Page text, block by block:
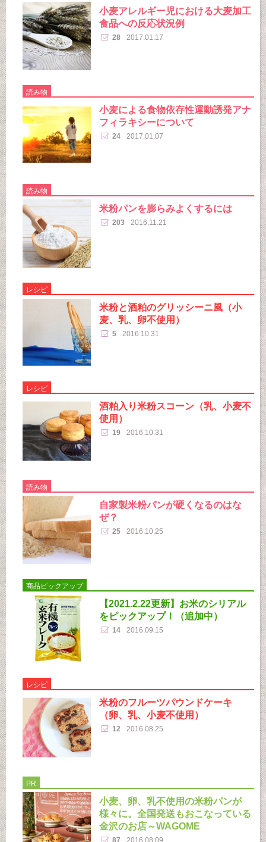
小麦アレルギー児における大麦加工
食品への反応状況例
28 2017.01.17
読み物
小麦による食物依存性運動誘発アナ
フィラキシーについて
24 2017.01.07
読み物
米粉パンを膨らみよくするには
203 2016.11.21
レシピ
米粉と酒粕のグリッシーニ風（小
麦、乳、卵不使用）
5 2016.10.31
レシピ
酒粕入り米粉スコーン（乳、小麦不
使用）
19 2016.10.31
読み物
自家製米粉パンが硬くなるのはな
ぜ？
25 2016.10.25
商品ピックアップ
【2021.2.22更新】お米のシリアル
をピックアップ！（追加中）
14 2016.09.15
レシピ
米粉のフルーツパウンドケーキ
（卵、乳、小麦不使用）
12 2016.08.25
PR
小麦、卵、乳不使用の米粉パンが
様々に。全国発送もおこなっている
金沢のお店～WAGOME
87 2016.08.09